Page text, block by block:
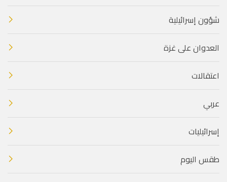
شؤون إسرائيلية
العدوان على غزة
اعتقالات
عربي
إسرائيليات
طقس اليوم